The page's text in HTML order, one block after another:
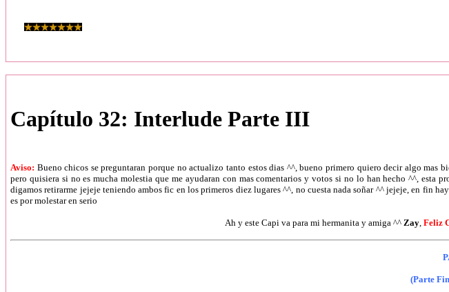
Capítulo 32: Interlude Parte III
Aviso: Bueno chicos se preguntaran porque no actualizo tanto estos dias ^^, bueno primero quiero decir algo
pero quisiera si no es mucha molestia que me ayudaran con mas comentarios y votos si no lo han hecho ^^,
digamos retirarme jejeje teniendo ambos fic en los primeros diez lugares ^^, no cuesta nada soñar ^^ jejeje, en fin
es por molestar en serio
Ah y este Capi va para mi hermanita y amiga ^^ Zay, Feliz
(Parte